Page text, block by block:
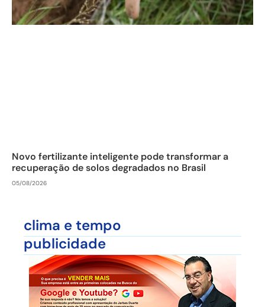
Novo fertilizante inteligente pode transformar a
recuperação de solos degradados no Brasil
05/08/2026
clima e tempo
publicidade